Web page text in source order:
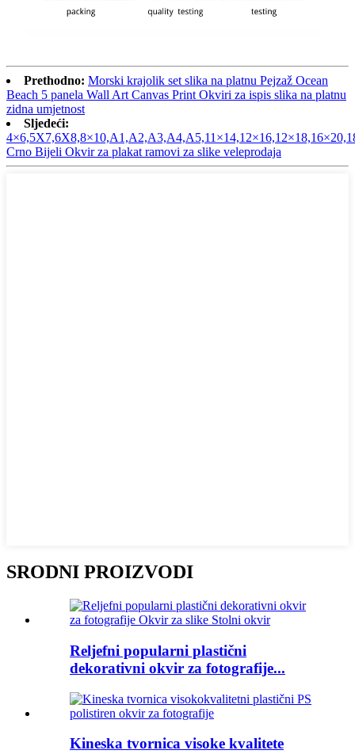
Prethodno: Morski krajolik set slika na platnu Pejzaž Ocean
Beach 5 panela Wall Art Canvas Print Okviri za ispis slika na platnu
zidna umjetnost
Sljedeći:
Crno Bijeli Okvir za plakat ramovi za slike veleprodaja
SRODNI PROIZVODI
Reljefni popularni plastični
dekorativni okvir za fotografije...
Kineska tvornica visoke kvalitete